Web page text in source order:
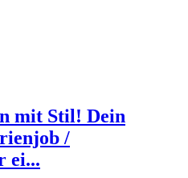
mit Stil! Dein
/
ei...